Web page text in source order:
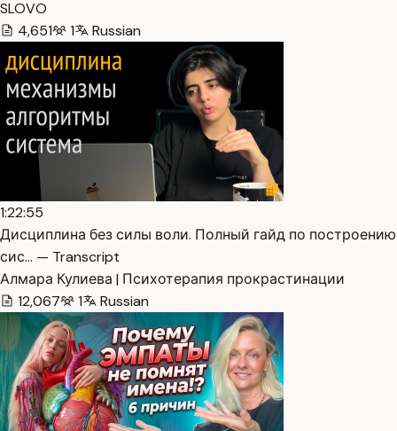
SLOVO
4,651
1 Russian
1:22:55
Дисциплина без силы воли. Полный гайд по построению
сис… — Transcript
Алмара Кулиева | Психотерапия прокрастинации
12,067
1 Russian